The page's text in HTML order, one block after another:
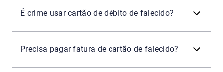
É crime usar cartão de débito de falecido?
Precisa pagar fatura de cartão de falecido?